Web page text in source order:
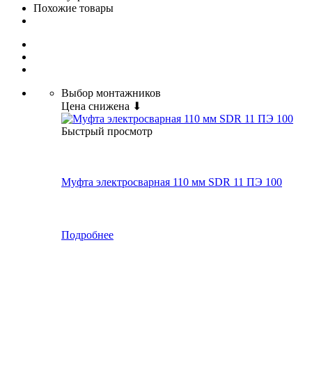
Похожие товары
Выбор монтажников
Цена снижена ⬇
Быстрый просмотр
Муфта электросварная 110 мм SDR 11 ПЭ 100
Подробнее